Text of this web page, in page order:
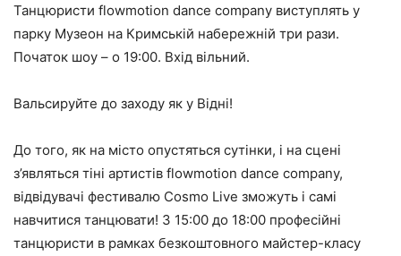
Танцюристи flowmotion dance company виступлять у
парку Музеон на Кримській набережній три рази.
Початок шоу – о 19:00. Вхід вільний.
Вальсируйте до заходу як у Відні!
До того, як на місто опустяться сутінки, і на сцені
з’являться тіні артистів flowmotion dance company,
відвідувачі фестивалю Cosmo Live зможуть і самі
навчитися танцювати! З 15:00 до 18:00 професійні
танцюристи в рамках безкоштовного майстер-класу